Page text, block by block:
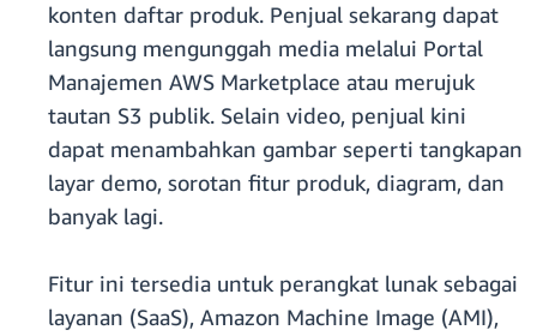
konten daftar produk. Penjual sekarang dapat
langsung mengunggah media melalui Portal
Manajemen AWS Marketplace atau merujuk
tautan S3 publik. Selain video, penjual kini
dapat menambahkan gambar seperti tangkapan
layar demo, sorotan fitur produk, diagram, dan
banyak lagi.
Fitur ini tersedia untuk perangkat lunak sebagai
layanan (SaaS), Amazon Machine Image (AMI),